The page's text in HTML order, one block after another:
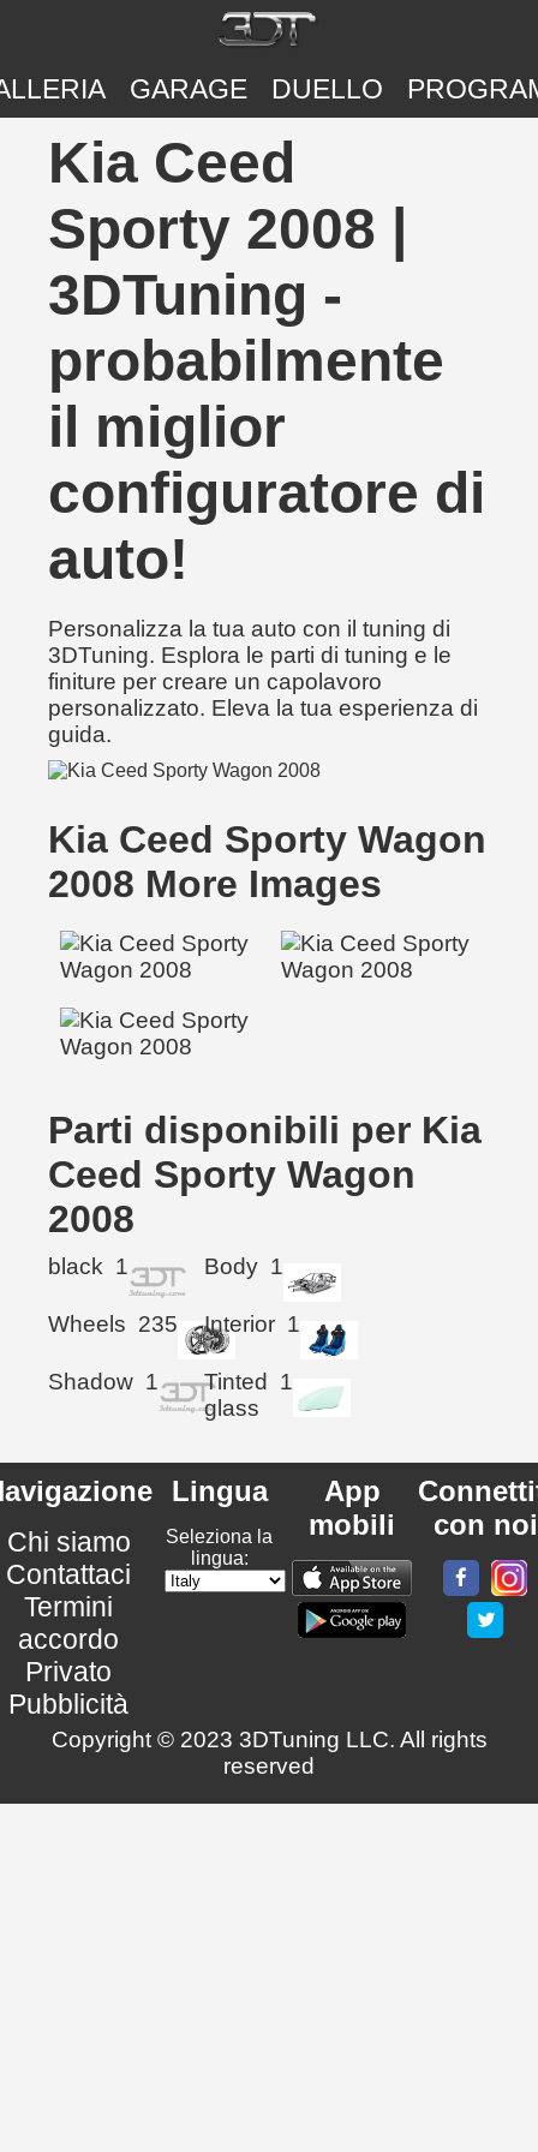
GARAGE DUELLO
Kia Ceed
Sporty 2008 |
3DTuning -
probabilmente
il miglior
configuratore di
auto!
Personalizza la tua auto con il tuning di
3DTuning. Esplora le parti di tuning e le
finiture per creare un capolavoro
personalizzato. Eleva la tua esperienza di
guida.
Kia Ceed Sporty Wagon
2008 More Images
Parti disponibili per Kia
Ceed Sporty Wagon
2008
black 1 Body 1
Wheels 235 Interior 1
Shadow 1
Tinted
glass
1
Chi siamo
Contattaci
Termini
accordo
Privato
Pubblicità
Lingua
Seleziona la
lingua:
App
mobili
con noi
Copyright © 2023 3DTuning LLC. All rights
reserved